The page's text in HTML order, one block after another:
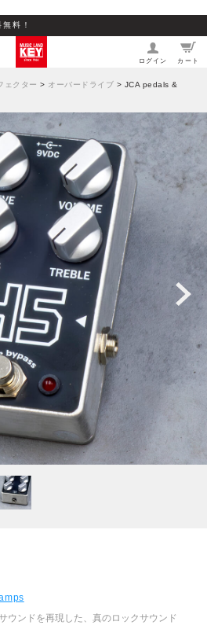
料！
ログイン カート
ェクター > オーバードライブ > JCA pedals &
ウンドを再現した、真のロックサウンド